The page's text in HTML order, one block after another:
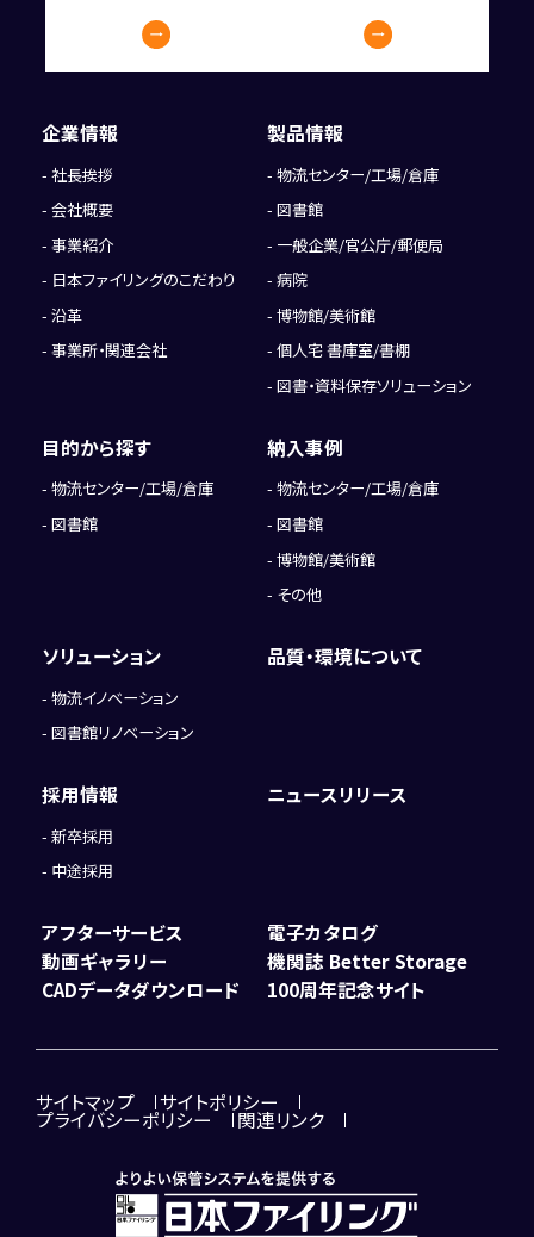
企業情報
社長挨拶
会社概要
事業紹介
日本ファイリングのこだわり
沿革
事業所・関連会社
製品情報
物流センター/工場/倉庫
図書館
一般企業/官公庁/郵便局
病院
博物館/美術館
個人宅 書庫室/書棚
図書・資料保存ソリューション
目的から探す
物流センター/工場/倉庫
図書館
納入事例
物流センター/工場/倉庫
図書館
博物館/美術館
その他
ソリューション
物流イノベーション
図書館リノベーション
品質・環境について
採用情報
新卒採用
中途採用
ニュースリリース
アフターサービス
電子カタログ
動画ギャラリー
機関誌 Better Storage
CADデータダウンロード
100周年記念サイト
サイトマップ サイトポリシー
プライバシーポリシー 関連リンク